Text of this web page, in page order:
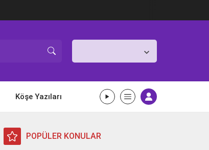
Köşe Yazıları
POPÜLER KONULAR